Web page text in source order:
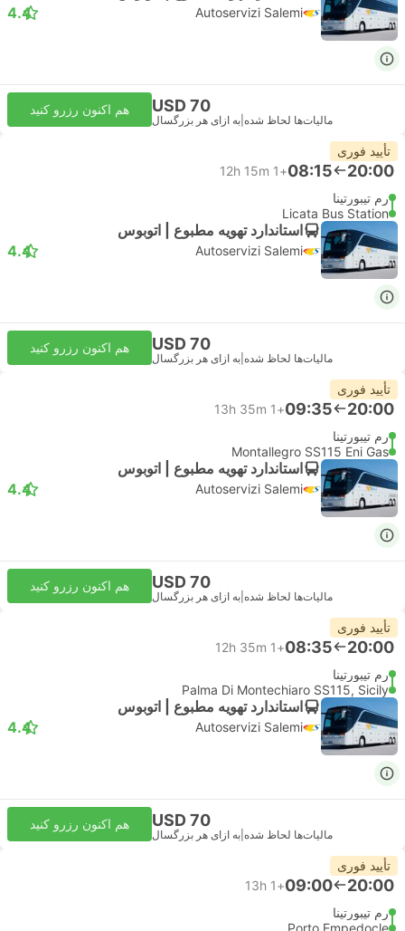
Autoservizi Salemi
4.4
USD 70
مالیات‌ها لحاظ شده به ازای هر بزرگسال
هم اکنون رزرو کنید
تأیید فوری
20:00
08:15
+1
12h 15m
رم تیبورتینا
Licata Bus Station
استاندارد تهویه مطبوع | اتوبوس
Autoservizi Salemi
4.4
USD 70
مالیات‌ها لحاظ شده به ازای هر بزرگسال
هم اکنون رزرو کنید
تأیید فوری
20:00
09:35
+1
13h 35m
رم تیبورتینا
Montallegro SS115 Eni Gas
استاندارد تهویه مطبوع | اتوبوس
Autoservizi Salemi
4.4
USD 70
مالیات‌ها لحاظ شده به ازای هر بزرگسال
هم اکنون رزرو کنید
تأیید فوری
20:00
08:35
+1
12h 35m
رم تیبورتینا
Palma Di Montechiaro SS115, Sicily
استاندارد تهویه مطبوع | اتوبوس
Autoservizi Salemi
4.4
USD 70
مالیات‌ها لحاظ شده به ازای هر بزرگسال
هم اکنون رزرو کنید
تأیید فوری
20:00
09:00
+1
13h
رم تیبورتینا
Porto Empedocle